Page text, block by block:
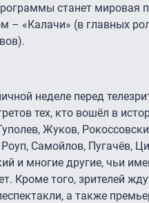
станет мировая
– «Калачи» (в главных
неделе перед
тех, кто вошёл в
Жуков,
Самойлов, Пугачёв,
и многие другие, чьи
Кроме того, зрителей
а также